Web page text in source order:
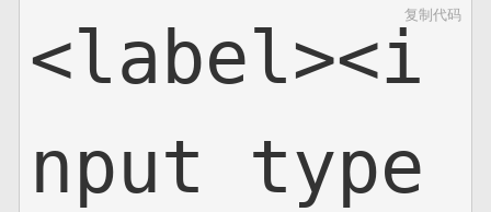
复制代码
<label><i
nput type